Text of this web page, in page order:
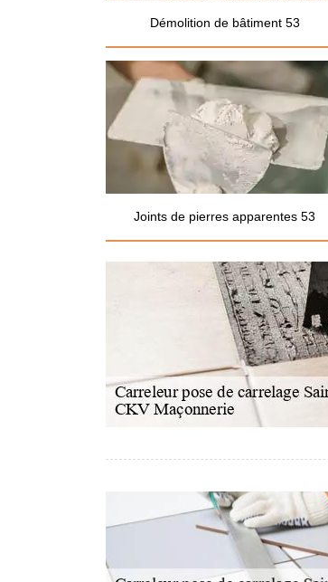
Démolition de bâtiment 53
Joints de pierres apparentes 53